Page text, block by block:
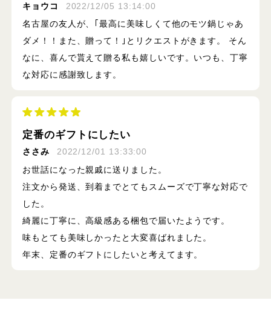
キョウコ
2022/12/05 13:14:00
名古屋の友人が、｢最高に美味しくて他のモツ鍋じゃあ
ダメ！！また、贈って！｣とリクエストがきます。 そん
なに、喜んで貰えて贈る私も嬉しいです。いつも、丁寧
な対応に感謝致します。
定番のギフトにしたい
ささみ
2022/12/01 13:33:00
お世話になった親戚に送りました。
注文から発送、到着までとてもスムーズで丁寧な対応で
した。
綺麗に丁寧に、高級感ある梱包で届いたようです。
味もとても美味しかったと大変喜ばれました。
年末、定番のギフトにしたいと考えてます。